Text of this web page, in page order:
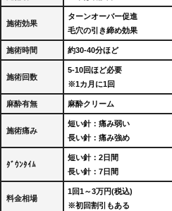
施術効果
ターンオーバー促進
毛穴の引き締め効果
施術時間 約30-40分ほど
施術回数
5-10回ほど必要
※1カ月に1回
麻酔有無 麻酔クリーム
施術痛み
短い針：痛み弱い
長い針：痛み強め
ﾀﾞｳﾝﾀｲﾑ
短い針：2日間
長い針：7日間
料金相場
1回1～3万円(税込)
※初回割引もある